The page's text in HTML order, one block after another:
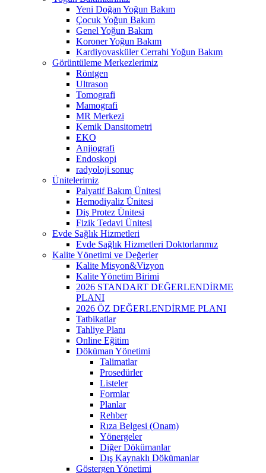
Yeni Doğan Yoğun Bakım
Çocuk Yoğun Bakım
Genel Yoğun Bakım
Koroner Yoğun Bakım
Kardiyovasküler Cerrahi Yoğun Bakım
Görüntüleme Merkezlerimiz
Röntgen
Ultrason
Tomografi
Mamografi
MR Merkezi
Kemik Dansitometri
EKO
Anjiografi
Endoskopi
radyoloji sonuç
Ünitelerimiz
Palyatif Bakım Ünitesi
Hemodiyaliz Ünitesi
Diş Protez Ünitesi
Fizik Tedavi Ünitesi
Evde Sağlık Hizmetleri
Evde Sağlık Hizmetleri Doktorlarımız
Kalite Yönetimi ve Değerler
Kalite Misyon&Vizyon
Kalite Yönetim Birimi
2026 STANDART DEĞERLENDİRME
PLANI
2026 ÖZ DEĞERLENDİRME PLANI
Tatbikatlar
Tahliye Planı
Online Eğitim
Döküman Yönetimi
Talimatlar
Prosedürler
Listeler
Formlar
Planlar
Rehber
Rıza Belgesi (Onam)
Yönergeler
Diğer Dökümanlar
Dış Kaynaklı Dökümanlar
Göstergen Yönetimi